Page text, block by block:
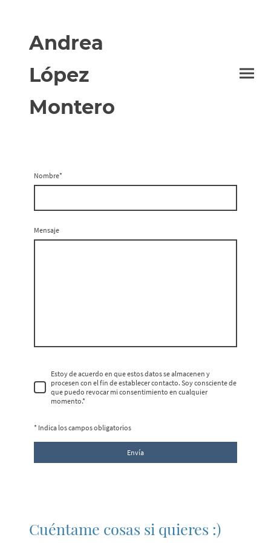
Andrea
López
Montero
Nombre*
Mensaje
Estoy de acuerdo en que estos datos se almacenen y
procesen con el fin de establecer contacto. Soy consciente de
que puedo revocar mi consentimiento en cualquier
momento.*
* Indica los campos obligatorios
Envía
Cuéntame cosas si quieres :)